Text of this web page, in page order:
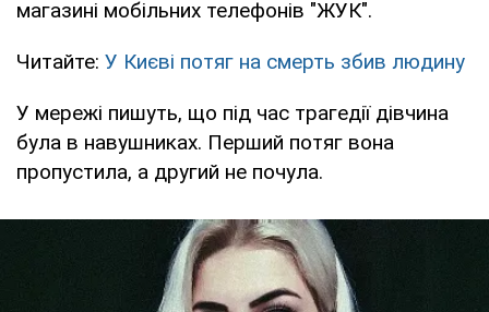
магазині мобільних телефонів "ЖУК".
Читайте: У Києві потяг на смерть збив людину
У мережі пишуть, що під час трагедії дівчина
була в навушниках. Перший потяг вона
пропустила, а другий не почула.